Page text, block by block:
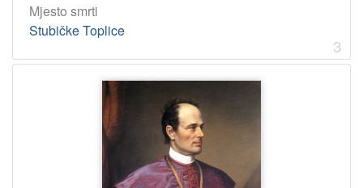
Mjesto smrti
Stubičke Toplice
3